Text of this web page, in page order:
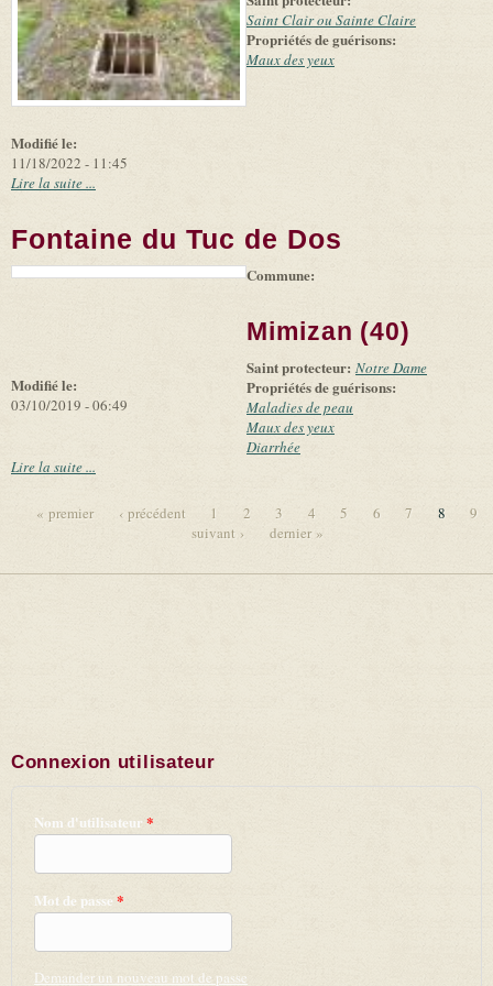
Modifié le:
11/18/2022 - 11:45
Saint Clair ou Sainte Claire
Propriétés de guérisons:
Maux des yeux
Lire la suite ...
Fontaine du Tuc de Dos
-
Leaflet(link is
|
external)
Microsoft
suppliers
Modifié le:
03/10/2019 - 06:49
Commune:
Mimizan (40)
Saint protecteur: Notre Dame
Propriétés de guérisons:
Maladies de peau
Maux des yeux
Diarrhée
Lire la suite ...
« premier ‹ précédent 1 2 3 4 5 6 7 8
9
suivant ›
dernier »
Connexion utilisateur
Nom d'utilisateur *
Mot de passe *
Demander un nouveau mot de passe